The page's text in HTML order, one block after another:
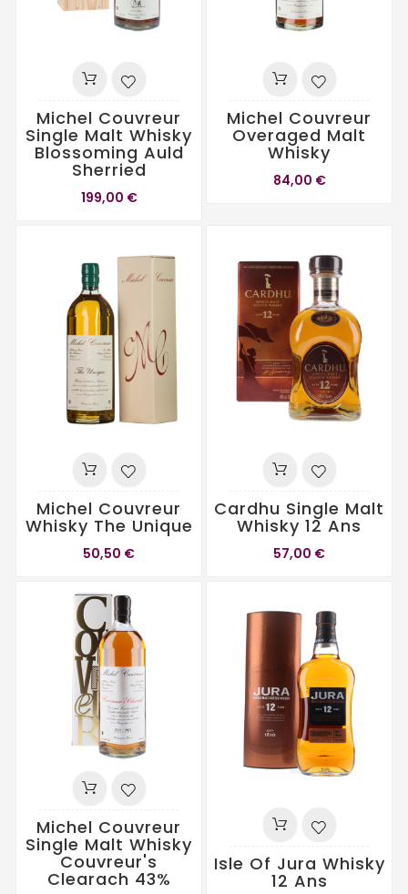
Michel Couvreur
Single Malt Whisky
Blossoming Auld
Sherried
199,00 €
Michel Couvreur
Overaged Malt
Whisky
84,00 €
Michel Couvreur
Whisky The Unique
50,50 €
Cardhu Single Malt
Whisky 12 Ans
57,00 €
Michel Couvreur
Single Malt Whisky
Couvreur's
Clearach 43%
Isle Of Jura Whisky
12 Ans